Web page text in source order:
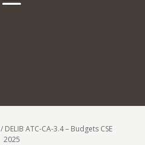
/ DELIB ATC-CA-3.4 – Budgets CSE
2025